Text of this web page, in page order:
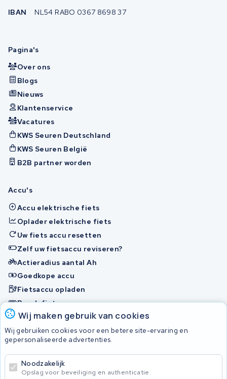
Wij maken gebruik van cookies
Wij gebruiken cookies voor een betere site-ervaring en
gepersonaliseerde advertenties.
Noodzakelijk
Opslag voor beveiliging en authenticatie.
IBAN
NL54 RABO 0367 8698 37
Pagina's
Over ons
Blogs
Nieuws
Klantenservice
Vacatures
KWS Seuren Deutschland
KWS Seuren België
B2B partner worden
Accu's
Accu elektrische fiets
Oplader elektrische fiets
Uw fiets accu resetten
Zelf uw fietsaccu reviseren?
Actieradius aantal Ah
Goedkope accu
Fietsaccu opladen
Bosch fietsaccu
Nakijken en contact opnemen
Onherstelbaar
© 2026 KWS Seuren